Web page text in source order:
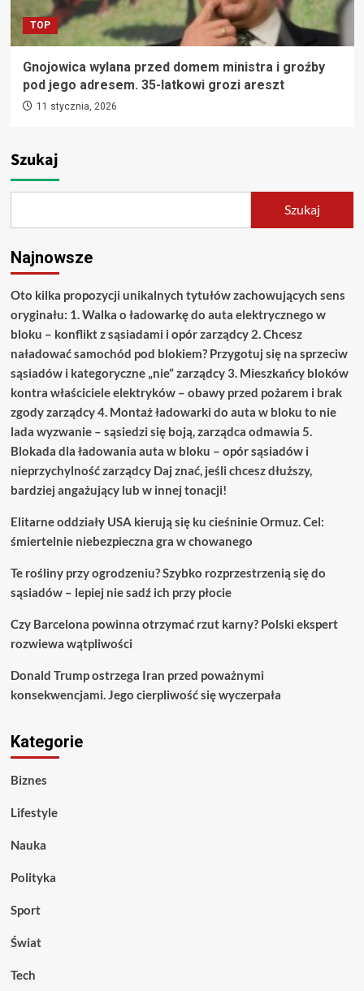
TOP
Gnojowica wylana przed domem ministra i groźby
pod jego adresem. 35-latkowi grozi areszt
11 stycznia, 2026
Szukaj
Szukaj
Najnowsze
Oto kilka propozycji unikalnych tytułów zachowujących sens
oryginału: 1. Walka o ładowarkę do auta elektrycznego w
bloku – konflikt z sąsiadami i opór zarządcy 2. Chcesz
naładować samochód pod blokiem? Przygotuj się na sprzeciw
sąsiadów i kategoryczne „nie” zarządcy 3. Mieszkańcy bloków
kontra właściciele elektryków – obawy przed pożarem i brak
zgody zarządcy 4. Montaż ładowarki do auta w bloku to nie
lada wyzwanie – sąsiedzi się boją, zarządca odmawia 5.
Blokada dla ładowania auta w bloku – opór sąsiadów i
nieprzychylność zarządcy Daj znać, jeśli chcesz dłuższy,
bardziej angażujący lub w innej tonacji!
Elitarne oddziały USA kierują się ku cieśninie Ormuz. Cel:
śmiertelnie niebezpieczna gra w chowanego
Te rośliny przy ogrodzeniu? Szybko rozprzestrzenią się do
sąsiadów – lepiej nie sadź ich przy płocie
Czy Barcelona powinna otrzymać rzut karny? Polski ekspert
rozwiewa wątpliwości
Donald Trump ostrzega Iran przed poważnymi
konsekwencjami. Jego cierpliwość się wyczerpała
Kategorie
Biznes
Lifestyle
Nauka
Polityka
Sport
Świat
Tech